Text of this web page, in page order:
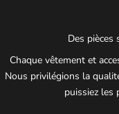
Des pièces
Chaque vêtement et
Nous privilégions la
puissiez les